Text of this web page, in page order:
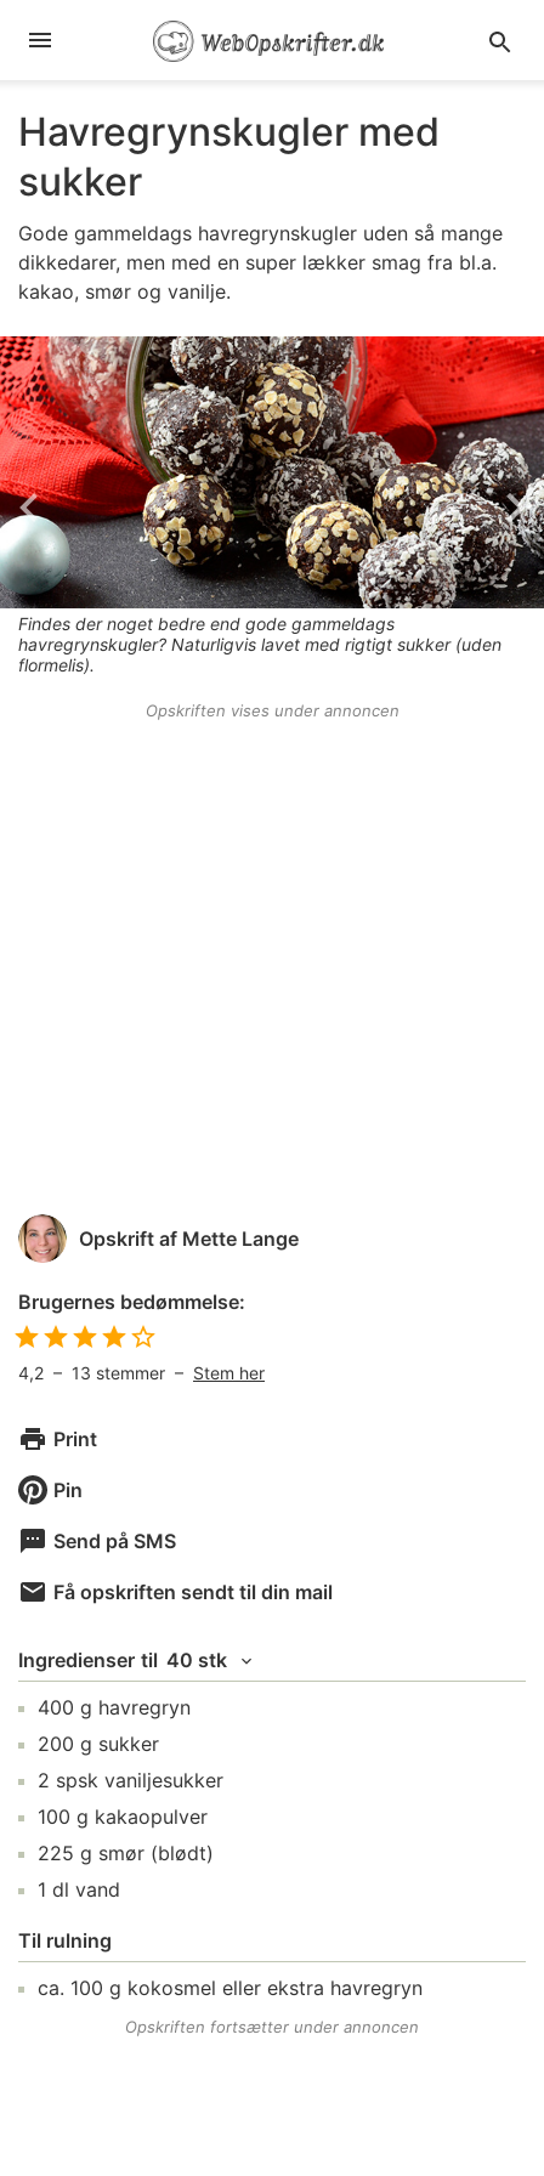
Havregrynskugler med
sukker
Gode gammeldags havregrynskugler uden så mange
dikkedarer, men med en super lækker smag fra bl.a.
kakao, smør og vanilje.
Findes der noget bedre end gode gammeldags
havregrynskugler? Naturligvis lavet med rigtigt sukker (uden
flormelis).
Opskriften vises under annoncen
Opskrift af Mette Lange
Brugernes bedømmelse:
4,2 – 13 stemmer – Stem her
Print
Pin
Send på SMS
Få opskriften sendt til din mail
Ingredienser til 40 stk
400 g havregryn
200 g sukker
2 spsk vaniljesukker
100 g kakaopulver
225 g smør (blødt)
1 dl vand
Til rulning
ca. 100 g kokosmel eller ekstra havregryn
Opskriften fortsætter under annoncen